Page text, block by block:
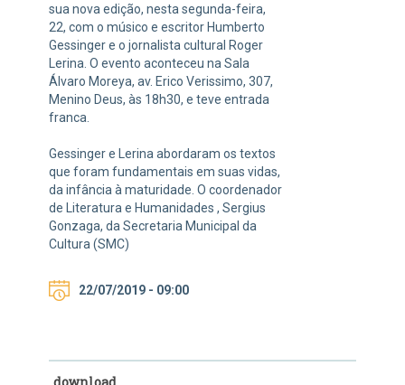
sua nova edição, nesta segunda-feira,
22, com o músico e escritor Humberto
Gessinger e o jornalista cultural Roger
Lerina. O evento aconteceu na Sala
Álvaro Moreya, av. Erico Verissimo, 307,
Menino Deus, às 18h30, e teve entrada
franca.
Gessinger e Lerina abordaram os textos
que foram fundamentais em suas vidas,
da infância à maturidade. O coordenador
de Literatura e Humanidades , Sergius
Gonzaga, da Secretaria Municipal da
Cultura (SMC)
22/07/2019 - 09:00